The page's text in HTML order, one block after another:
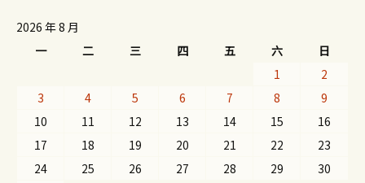
2026 年 8 月
一
二 三 四 五 六
日
1
2
3
4 5 6 7 8
9
10
11 12 13 14 15
16
17
18 19 20 21 22
23
24
25 26 27 28 29
30